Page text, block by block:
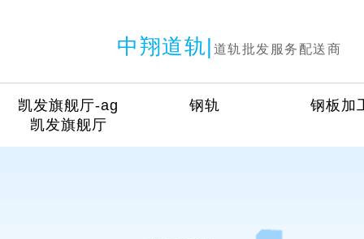
中翔道轨| 道轨批发服务配送商
凯发旗舰厅-ag
凯发旗舰厅
钢轨 钢板加